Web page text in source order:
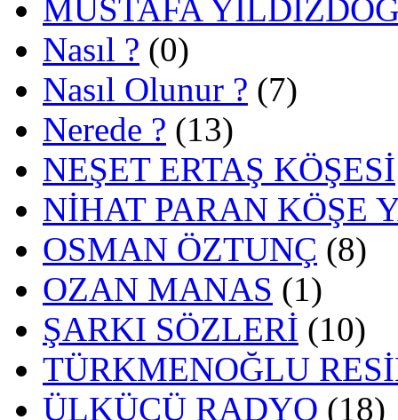
MUSTAFA
Nasıl ? (0)
Nasıl Olunur ? (7)
Nerede ? (13)
NEŞET ERTAŞ KÖŞESİ
NİHAT PARAN KÖŞE
OSMAN ÖZTUNÇ (8)
OZAN MANAS (1)
ŞARKI SÖZLERİ (10)
TÜRKMENOĞLU
ÜLKÜCÜ RADYO (18)